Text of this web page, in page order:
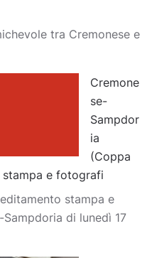
tra Cremonese e
Cremone
se-
Sampdor
ia
(Coppa
e fotografi
stampa e
di lunedì 17